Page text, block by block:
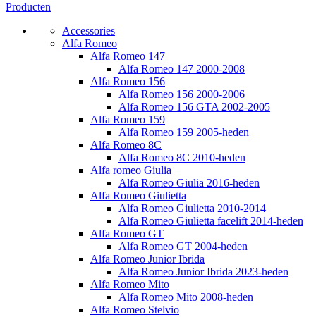
Producten
Accessories
Alfa Romeo
Alfa Romeo 147
Alfa Romeo 147 2000-2008
Alfa Romeo 156
Alfa Romeo 156 2000-2006
Alfa Romeo 156 GTA 2002-2005
Alfa Romeo 159
Alfa Romeo 159 2005-heden
Alfa Romeo 8C
Alfa Romeo 8C 2010-heden
Alfa romeo Giulia
Alfa Romeo Giulia 2016-heden
Alfa Romeo Giulietta
Alfa Romeo Giulietta 2010-2014
Alfa Romeo Giulietta facelift 2014-heden
Alfa Romeo GT
Alfa Romeo GT 2004-heden
Alfa Romeo Junior Ibrida
Alfa Romeo Junior Ibrida 2023-heden
Alfa Romeo Mito
Alfa Romeo Mito 2008-heden
Alfa Romeo Stelvio